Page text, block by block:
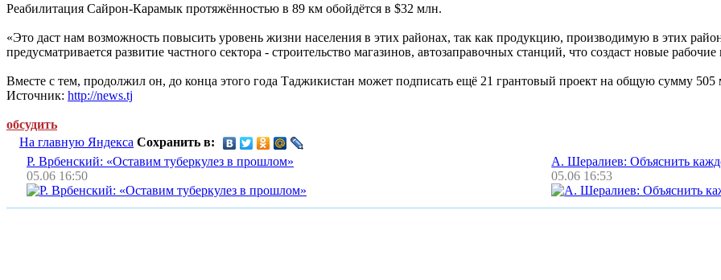
Реабилитация Сайрон-Карамык протяжённостью в 89 км обойдётся в $32 млн.
«Это даст нам возможность повысить уровень жизни населения в этих районах, так как продукцию, производимую в этих
предусматривается развитие частного сектора - строительство магазинов, автозаправочных станций, что создаст новые
Вместе с тем, продолжил он, до конца этого года Таджикистан может подписать ещё 21 грантовый проект на общую сумму
Источник: http://news.tj
обсудить
На главную Яндекса Сохранить в:
Р. Врбенский: «Оставим туберкулез в прошлом»
05.06 16:50
А. Шералиев: Объяснить
05.06 16:53